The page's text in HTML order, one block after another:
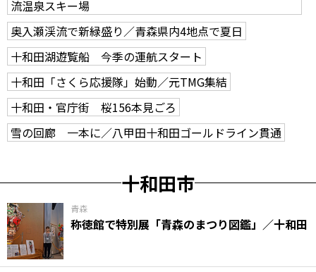
流温泉スキー場
奥入瀬渓流で新緑盛り／青森県内4地点で夏日
十和田湖遊覧船 今季の運航スタート
十和田「さくら応援隊」始動／元TMG集結
十和田・官庁街 桜156本見ごろ
雪の回廊 一本に／八甲田十和田ゴールドライン貫通
十和田市
青森
称徳館で特別展「青森のまつり図鑑」／十和田